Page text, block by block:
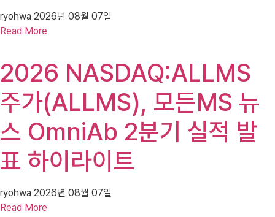
ryohwa 2026년 08월 07일
Read More
2026 NASDAQ:ALLMS
주가(ALLMS), 모든MS 뉴
스 OmniAb 2분기 실적 발
표 하이라이트
ryohwa 2026년 08월 07일
Read More